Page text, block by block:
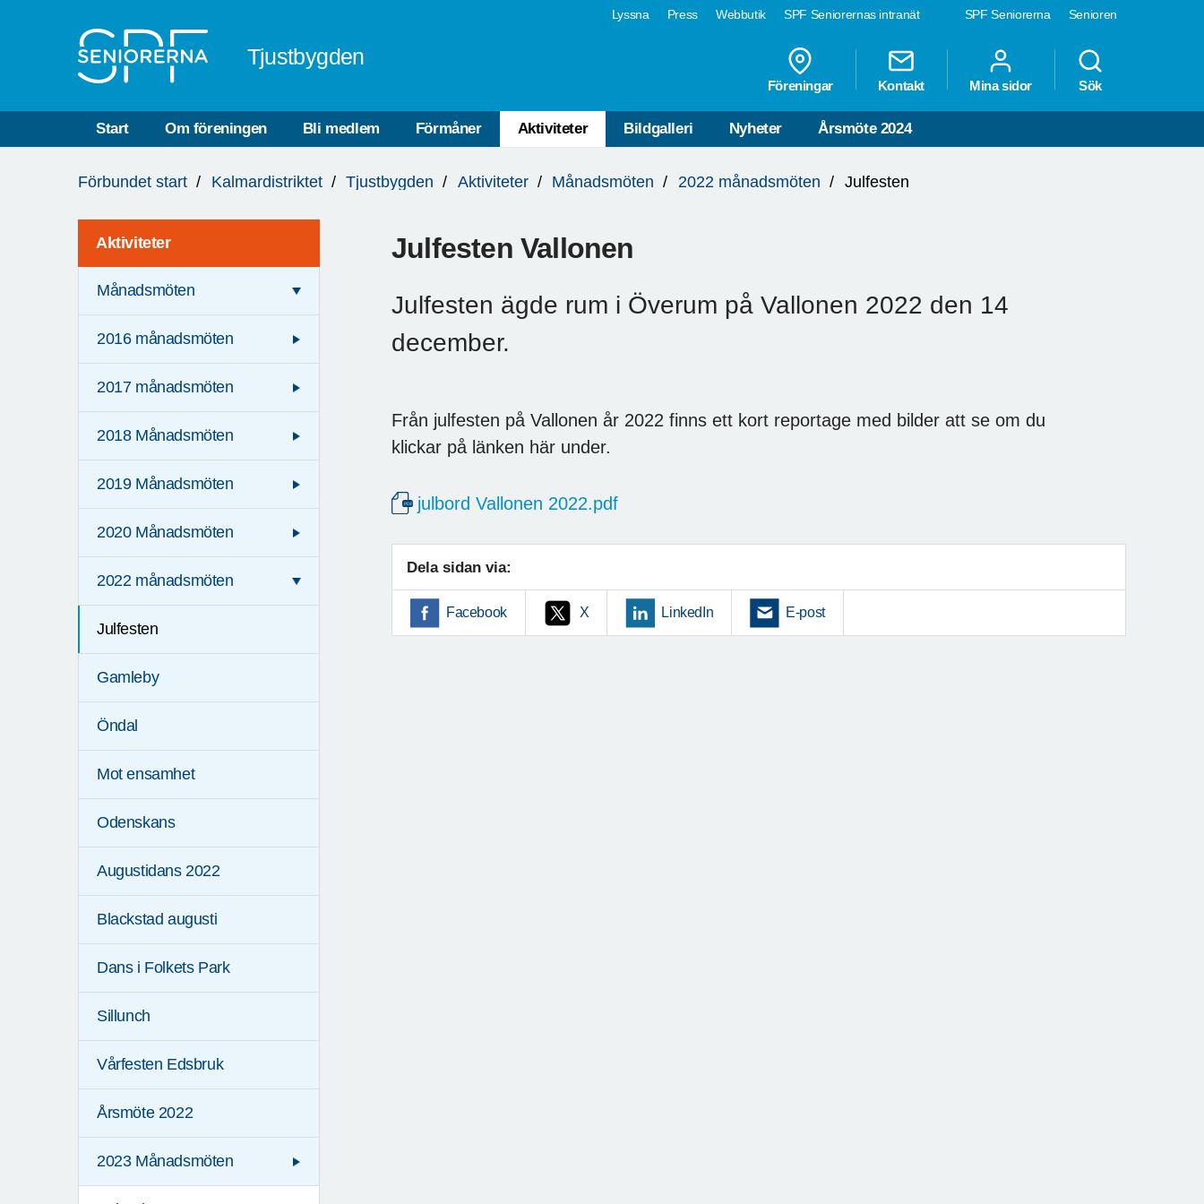
SPF Seniorerna Senioren
Lyssna Press Webbutik SPF Seniorernas intranät
Tjustbygden
Föreningar Kontakt Mina sidor Sök
Start Om föreningen Bli medlem Förmåner Aktiviteter Bildgalleri Nyheter Årsmöte 2024
är
Förbundet start Kalmardistriktet Tjustbygden Aktiviteter Månadsmöten 2022 månadsmöten Julfesten
Aktiviteter
Månadsmöten
2016 månadsmöten
2017 månadsmöten
2018 Månadsmöten
2019 Månadsmöten
2020 Månadsmöten
2022 månadsmöten
Julfesten
Gamleby
Öndal
Mot ensamhet
Odenskans
Augustidans 2022
Blackstad augusti
Dans i Folkets Park
Sillunch
Vårfesten Edsbruk
Årsmöte 2022
2023 Månadsmöten
Julfesten Vallonen
Julfesten ägde rum i Överum på Vallonen 2022 den 14
december.
Från julfesten på Vallonen år 2022 finns ett kort reportage med bilder att se om du
klickar på länken här under.
julbord Vallonen 2022.pdf
Dela sidan via:
Facebook X LinkedIn E-post